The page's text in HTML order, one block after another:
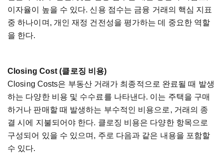
이자율이
높을 수 있다. 신용 점수는 금융 거래의 핵심 지표
중 하나이며 , 개인 재정 건전성을 평가하는 데 중요한 역할
을 한다.
Closing Cost (클로징 비용)
Closing Costs은 부동산 거래가 최종적으로 완료될 때 발생
하는 다양한 비용 및 수수료를 나타낸다. 이는 주택을 구매
하거나 판매할 때 발생하는 부수적인 비용으로 , 거래의 종
결 시에 지불되어야 한다. 클로징 비용은 다양한 항목으로
구성되어 있을 수 있으며 , 주로 다음과 같은 내용을 포함할
수 있다.